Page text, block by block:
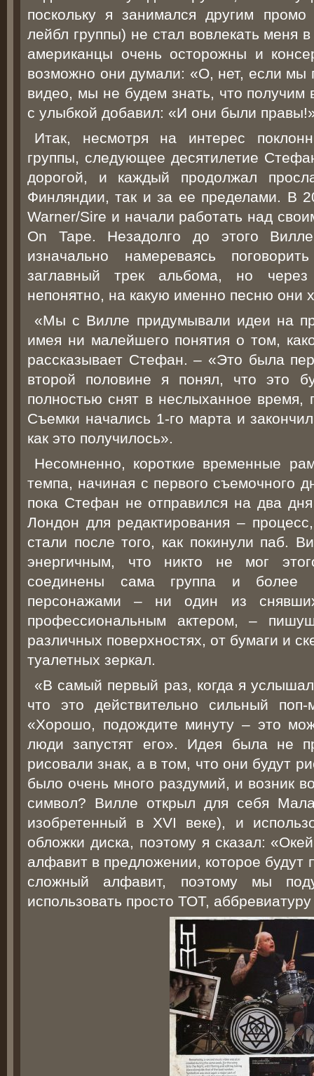
поскольку я занимался другим
лейбл группы) не стал вовлекать меня
американцы очень осторожны и
возможно они думали: «О, нет, если мы
видео, мы не будем знать, что получим
с улыбкой добавил: «И они были
Итак, несмотря на интерес
группы, следующее десятилетие
дорогой, и каждый продолжал
Финляндии, так и за ее пределами. В
Warner/Sire и начали работать над
On Tape. Незадолго до этого
изначально намереваясь
заглавный трек альбома, но
непонятно, на какую именно песню они
«Мы с Вилле придумывали идеи на
имея ни малейшего понятия о том,
рассказывает Стефан. – «Это была
второй половине я понял, что это
полностью снят в неслыханное
Съемки начались 1-го марта и
как это получилось».
Несомненно, короткие временные
темпа, начиная с первого съемочного
пока Стефан не отправился на два
Лондон для редактирования –
стали после того, как покинули паб.
энергичным, что никто не мог
соединены сама группа и
персонажами – ни один из
профессиональным актером, –
различных поверхностях, от бумаги и
туалетных зеркал.
«В самый первый раз, когда я
что это действительно сильный
«Хорошо, подождите минуту – это
люди запустят его». Идея была не
рисовали знак, а в том, что они будут
было очень много раздумий, и возник
символ? Вилле открыл для себя
изобретенный в XVI веке), и
обложки диска, поэтому я сказал:
алфавит в предложении, которое будут
сложный алфавит, поэтому мы
использовать просто ТОТ,